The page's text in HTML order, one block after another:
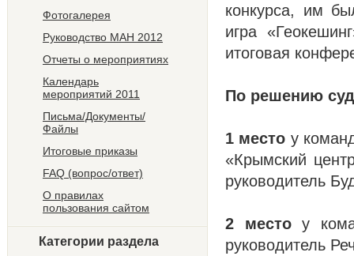
Фотогалерея
Руководство МАН 2012
Отчеты о мероприятиях
Календарь
мероприятий 2011
Письма/Документы/
Файлы
Итоговые приказы
FAQ (вопрос/ответ)
О правилах
пользования сайтом
Категории раздела
конкурса, им
игра
итоговая
По решению
1 место у
«Крымский
руководитель
2 местоу
руководитель